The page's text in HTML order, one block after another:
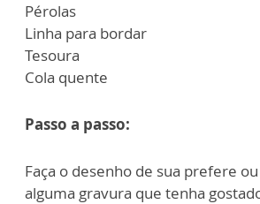
Pérolas
Linha para bordar
Tesoura
Cola quente
Passo a passo:
Faça o desenho de sua prefere
alguma gravura que tenha